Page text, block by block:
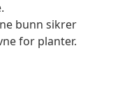
bunn sikrer
for planter.